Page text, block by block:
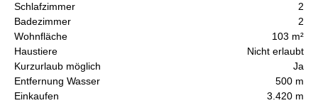
Schlafzimmer
2
Badezimmer
2
Wohnfläche
103 m²
Haustiere
Nicht erlaubt
Kurzurlaub möglich
Ja
Entfernung Wasser
500 m
Einkaufen
3.420 m